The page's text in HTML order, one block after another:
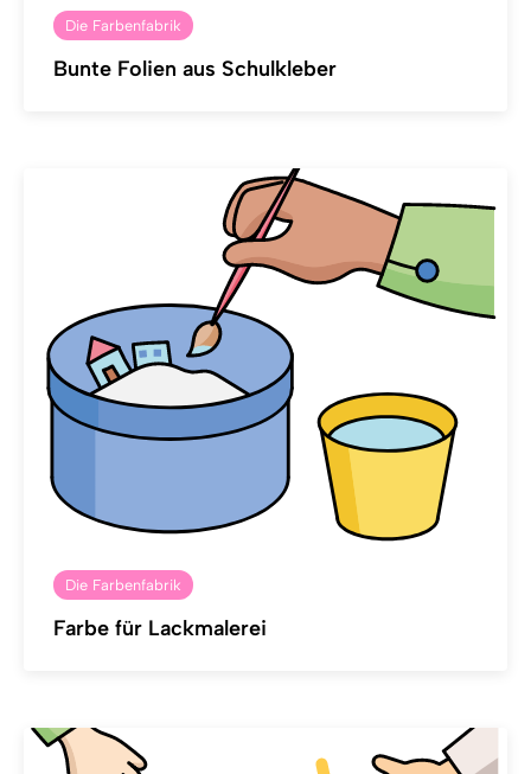
Die Farbenfabrik
Bunte Folien aus Schulkleber
Die Farbenfabrik
Farbe für Lackmalerei